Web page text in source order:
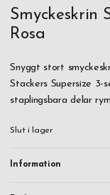
Smyckeskrin
Rosa
Snyggt stort
Stackers Supersize 3-
staplingsbara delar
Slut i lager
Information